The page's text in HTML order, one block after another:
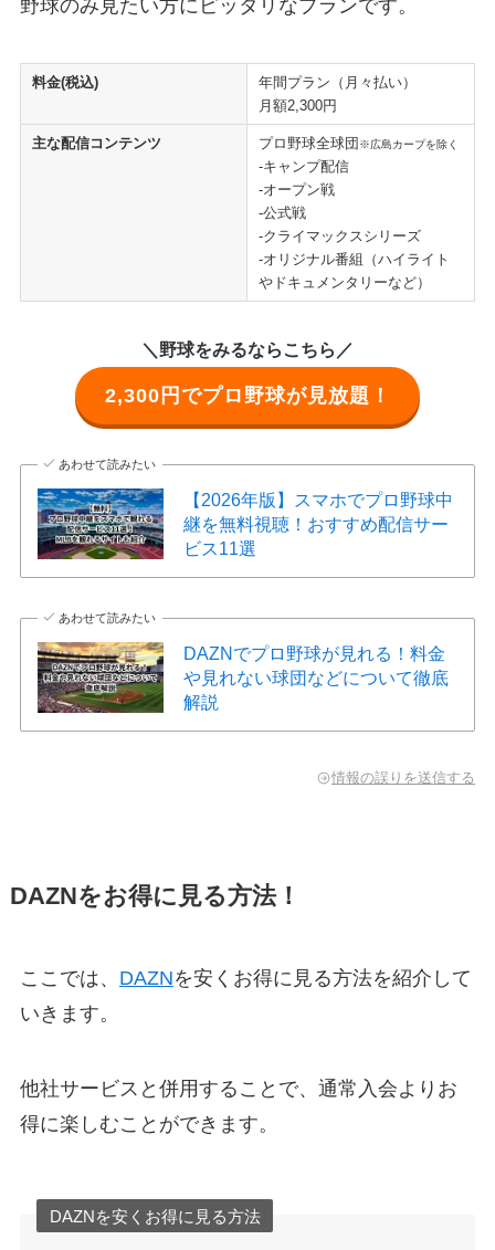
野球のみ見たい方にピッタリなプランです。
料金(税込)
年間プラン（月々払い）
月額2,300円
主な配信コンテンツ プロ野球全球団※広島カープを除く
-キャンプ配信
-オープン戦
-公式戦
-クライマックスシリーズ
-オリジナル番組（ハイライト
やドキュメンタリーなど）
＼野球をみるならこちら／
2,300円でプロ野球が見放題！
あわせて読みたい
【2026年版】スマホでプロ野球中
継を無料視聴！おすすめ配信サー
ビス11選
あわせて読みたい
DAZNでプロ野球が見れる！料金
や見れない球団などについて徹底
解説
情報の誤りを送信する
DAZNをお得に見る方法！
ここでは、 DAZNを安くお得に見る方法を紹介して
いきます。
他社サービスと併用することで、通常入会よりお
得に楽しむことができます。
DAZNを安くお得に見る方法